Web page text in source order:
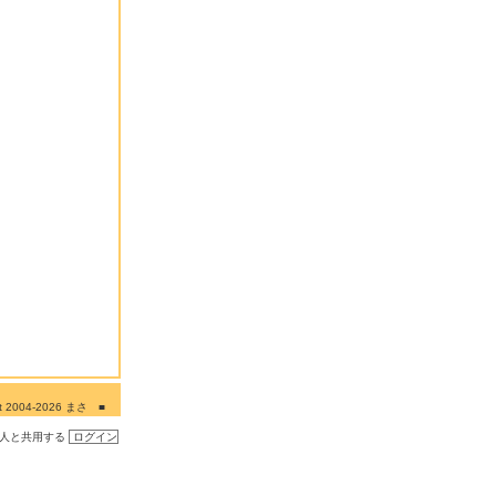
2004-2026 まさ ■
と共用する